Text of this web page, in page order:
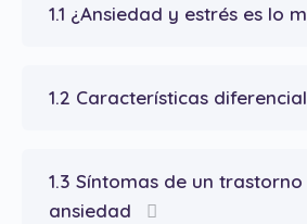
1.1 ¿Ansiedad y estrés es lo
1.2 Características
1.3 Síntomas de un
ansiedad